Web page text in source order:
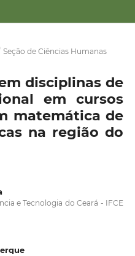
Seção de Ciências Humanas
disciplinas de
em cursos
matemática de
na região do
e Tecnologia do Ceará - IFCE